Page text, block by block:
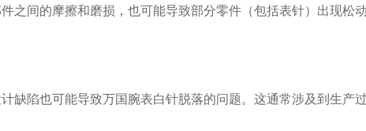
间的摩擦和磨损，也可能导致部分零件（包括表针）出现松动
陷也可能导致万国腕表白针脱落的问题。这通常涉及到生产